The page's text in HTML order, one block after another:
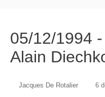
05/12/1994
Alain
Jacques De Rotalier 6